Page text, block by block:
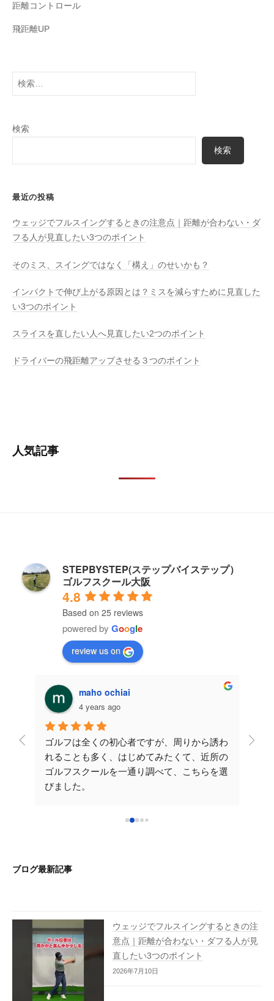
距離コントロール
飛距離UP
検
検索
検索
最近の投稿
ウェッジでフルスイングするときの注意点｜距離が合わない・ダ
フる人が見直したい3つのポイント
そのミス、スイングではなく「構え」のせいかも？
インパクトで伸び上がる原因とは？ミスを減らすために見直した
い3つのポイント
スライスを直したい人へ見直したい2つのポイント
ドライバーの飛距離アップさせる３つのポイント
人気記事
STEPBYSTEP(ステップバイステップ）
ゴルフスクール大阪
4.8
Based on 25 reviews
powered by Google
review us on
ス
し
maho ochiai
4 years ago
ゴルフは全くの初心者ですが、周りから誘わ
れることも多く、はじめてみたくて、近所の
ゴルフスクールを一通り調べて、こちらを選
びました。
いです。次のレッスンも楽しみです！こちら
こ
ブログ最新記事
ウェッジでフルスイングするときの注
意点｜距離が合わない・ダフる人が見
直したい3つのポイント
2026年7月10日